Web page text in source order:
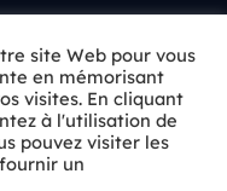
réservés.
site Web pour vous
en mémorisant
visites. En cliquant
à l'utilisation de
pouvez visiter les
un